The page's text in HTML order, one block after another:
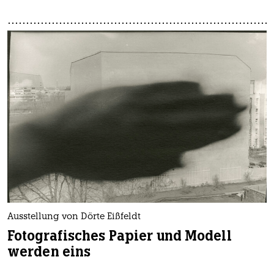
Ausstellung von Dörte Eißfeldt
Fotografisches Papier und Modell
werden eins